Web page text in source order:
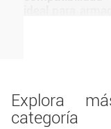
utilizarlo,
conexiones,
resto del equipo.
Explora
categoría